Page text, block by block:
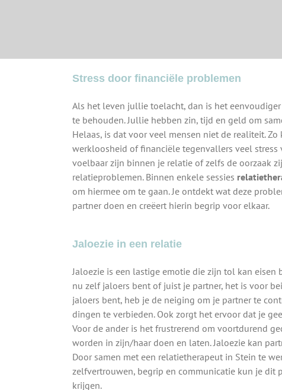
Stress door financiële problemen
Als het leven jullie toelacht, dan is het
te behouden. Jullie hebben zin, tijd en geld om
Helaas, is dat voor veel mensen niet de realiteit.
werkloosheid of financiële tegenvallers veel stress
voelbaar zijn binnen je relatie of zelfs de oorzaak
relatieproblemen. Binnen enkele sessies
om hiermee om te gaan. Je ontdekt wat deze
partner doen en creëert hierin begrip voor elkaar.
Jaloezie in een relatie
Jaloezie is een lastige emotie die zijn tol kan eisen
nu zelf jaloers bent of juist je partner, het is voor
jaloers bent, heb je de neiging om je partner te
dingen te verbieden. Ook zorgt het ervoor dat je
Voor de ander is het frustrerend om voortdurend
worden in zijn/haar doen en laten. Jaloezie kan
Door samen met een relatietherapeut in Stein te
zelfvertrouwen, begrip en communicatie kun je dit
krijgen.